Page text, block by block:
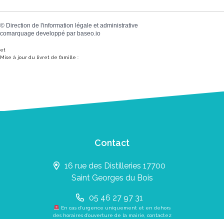
© Direction de l'information légale et administrative
comarquage developpé par baseo.io
et
Mise à jour du livret de famille :
Contact
16 rue des Distilleries 17700
Saint Georges du Bois
05 46 27 97 31
En cas d’urgence uniquement et en dehors
des horaires d’ouverture de la mairie, contactez